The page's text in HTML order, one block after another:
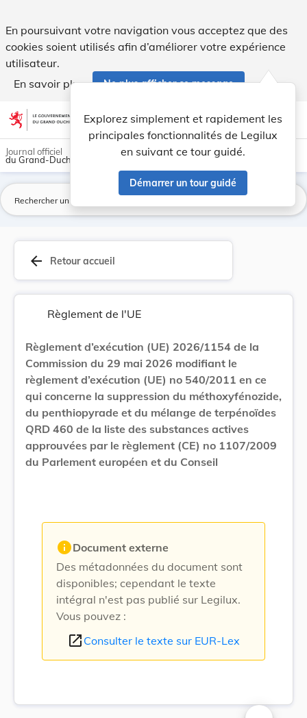
En poursuivant votre navigation vous acceptez que des
cookies soient utilisés afin d’améliorer votre expérience
utilisateur.
En savoir plus
Ne plus afficher ce message
Aller au contenu account_circle help Aide
Explorez simplement et rapidement les
principales fonctionnalités de Legilux
en suivant ce tour guidé.
Démarrer un tour guidé
light_mode dark_mode
Journal officiel
du Grand-Duché de Luxembourg
arrow_back Retour accueil
Règlement de l'UE
Règlement d’exécution (UE) 2026/1154 de la
Commission du 29 mai 2026 modifiant le
règlement d’exécution (UE) no 540/2011 en ce
qui concerne la suppression du méthoxyfénozide,
du penthiopyrade et du mélange de terpénoïdes
QRD 460 de la liste des substances actives
approuvées par le règlement (CE) no 1107/2009
du Parlement européen et du Conseil
infoDocument externe
Des métadonnées du document sont
disponibles; cependant le texte
intégral n'est pas publié sur Legilux.
Vous pouvez :
open_in_new Consulter le texte sur EUR-Lex